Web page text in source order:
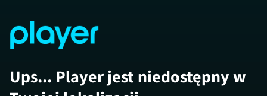
Ups... Player jest niedostępny w